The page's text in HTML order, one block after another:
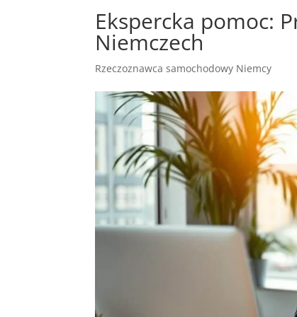
Ekspercka pomoc:
Niemczech
Rzeczoznawca samochodowy Niemcy